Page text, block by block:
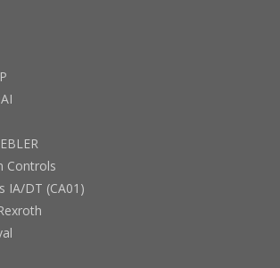
Controls
IA/DT (CA01)